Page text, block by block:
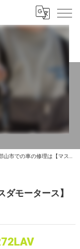
市での車の修理は【マスダモータース】で
モータース】